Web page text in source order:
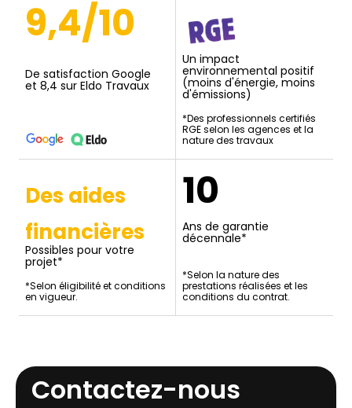
9,4/10
De satisfaction Google
et 8,4 sur Eldo Travaux
Un impact
environnemental positif
(moins d'énergie, moins
d'émissions)
*Des professionnels certifiés
RGE selon les agences et la
nature des travaux
Des aides
financières
Possibles pour votre
projet*
*Selon éligibilité et conditions
en vigueur.
10
Ans de garantie
décennale*
*Selon la nature des
prestations réalisées et les
conditions du contrat.
Contactez-nous